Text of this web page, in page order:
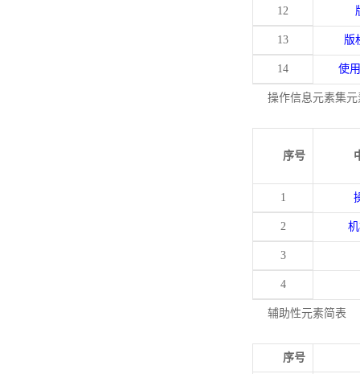
12
13 版
14 使
操作信息元素集
序号
1
2
3
4
辅助性元素简表
序号